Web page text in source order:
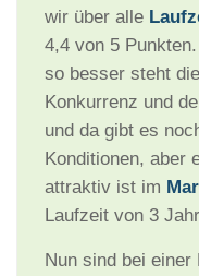
wir über alle
4,4 von 5
so besser steht
Konkurrenz und
und da gibt es
Konditionen, aber
attraktiv ist im
Laufzeit von 3
Nun sind bei einer